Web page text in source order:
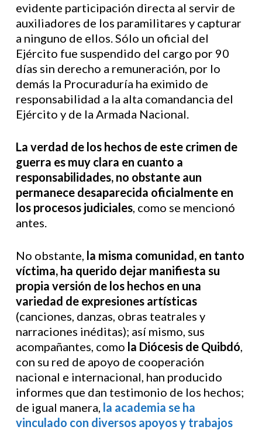
evidente participación directa al servir de
auxiliadores de los paramilitares y capturar
a ninguno de ellos. Sólo un oficial del
Ejército fue suspendido del cargo por 90
días sin derecho a remuneración, por lo
demás la Procuraduría ha eximido de
responsabilidad a la alta comandancia del
Ejército y de la Armada Nacional.
La verdad de los hechos de este crimen de
guerra es muy clara en cuanto a
responsabilidades, no obstante aun
permanece desaparecida oficialmente en
los procesos judiciales, como se mencionó
antes.
No obstante, la misma comunidad, en tanto
víctima, ha querido dejar manifiesta su
propia versión de los hechos en una
variedad de expresiones artísticas
(canciones, danzas, obras teatrales y
narraciones inéditas); así mismo, sus
acompañantes, como la Diócesis de Quibdó,
con su red de apoyo de cooperación
nacional e internacional, han producido
informes que dan testimonio de los hechos;
de igual manera, la academia se ha
vinculado con diversos apoyos y trabajos